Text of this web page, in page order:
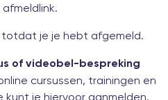
je je hebt afgemeld.
of videobel-bespreking
cursussen, trainingen en
je hiervoor aanmelden.